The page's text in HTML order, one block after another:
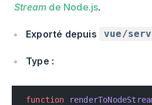
Stream de Node.js.
Exporté depuis vue/
Type :
function